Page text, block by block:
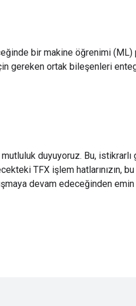
bir makine öğrenimi
gereken ortak bileşenleri
duyuyoruz. Bu,
TFX işlem hatlarınızın, bu
devam edeceğinden